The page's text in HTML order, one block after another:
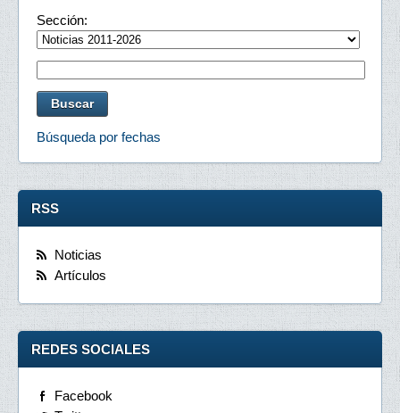
Sección:
Búsqueda por fechas
RSS
Noticias
Artículos
REDES SOCIALES
Facebook